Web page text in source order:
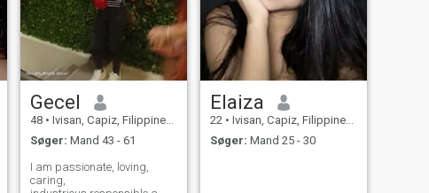
Gecel
48 • Ivisan, Capiz, Filippinerne
Søger: Mand 43 - 61
I am passionate, loving,
caring,
Elaiza
22 • Ivisan, Capiz, Filippinerne
Søger: Mand 25 - 30